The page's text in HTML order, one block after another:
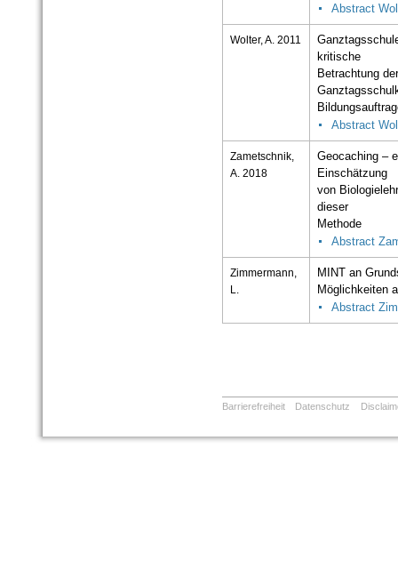
Abstract
Wolter, A. 2011
kritische
Betrachtung
Abstract
Zametschnik,
A. 2018
Geocaching –
Einschätzung
von
dieser
Methode
Abstract
Zimmermann,
L.
MINT an
Möglichkeiten
Abstract
Barrierefreiheit Datenschutz